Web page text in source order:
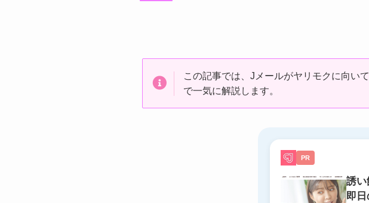
この記事では、Jメールがヤリモクに向い
で一気に解説します。
PR
誘い
即